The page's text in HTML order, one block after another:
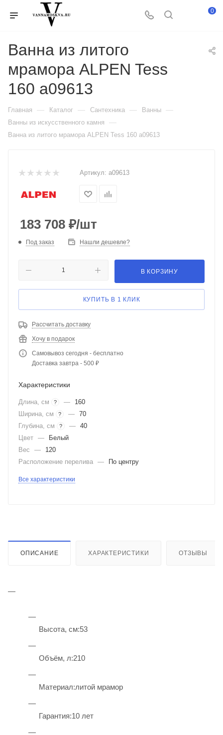
0
Ванна из литого
мрамора ALPEN Tess
160 a09613
Главная — Каталог — Сантехника — Ванны —
Ванны из искусственного камня —
Ванна из литого мрамора ALPEN Tess 160 a09613
Артикул: a09613
183 708 ₽/шт
Под заказ Нашли дешевле?
В КОРЗИНУ
КУПИТЬ В 1 КЛИК
Рассчитать доставку
Хочу в подарок
Самовывоз сегодня - бесплатно
Доставка завтра - 500 ₽
Характеристики
Длина, см ? —
160
Ширина, см
? — 70
Глубина, см
? — 40
Цвет —
Белый
Вес
—
120
Расположение перелива — По центру
Все характеристики
ОПИСАНИЕ ХАРАКТЕРИСТИКИ ОТЗЫВЫ
Высота, см:53
Объём, л:210
Материал:литой мрамор
Гарантия:10 лет